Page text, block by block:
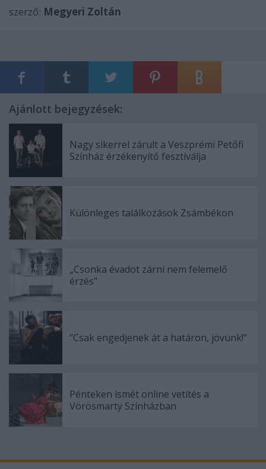
szerző: Megyeri Zoltán
Ajánlott bejegyzések:
Nagy sikerrel zárult a Veszprémi Petőfi
Színház érzékenyítő fesztiválja
Különleges találkozások Zsámbékon
„Csonka évadot zárni nem felemelő
érzés"
"Csak engedjenek át a határon, jövünk!"
Pénteken ismét online vetítés a
Vörösmarty Színházban